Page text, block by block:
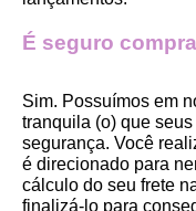
É seguro
Sim. Possuímos em
tranquila (o) que
segurança. Você
é direcionado para
cálculo do seu frete
finalizá-lo para